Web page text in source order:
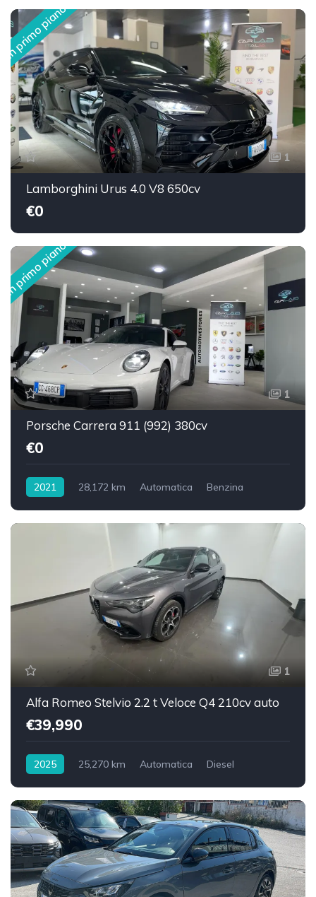
In primo piano
1
Lamborghini Urus 4.0 V8 650cv
€0
In primo piano
1
Porsche Carrera 911 (992) 380cv
€0
2021 28,172 km Automatica
Benzina
1
Alfa Romeo Stelvio 2.2 t Veloce Q4 210cv auto
€39,990
2025 25,270 km Automatica Diesel